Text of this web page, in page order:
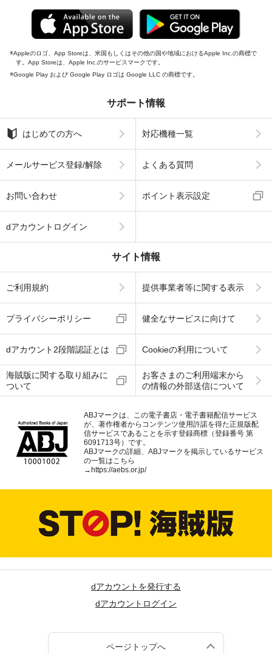
Appleのロゴ、App Storeは、米国もしくはその他の国や地域におけるApple Inc.の商標で
す。App Storeは、Apple Inc.のサービスマークです。
Google Play および Google Play ロゴは Google LLC の商標です。
サポート情報
はじめての方へ 対応機種一覧
メールサービス登録/解除 よくある質問
お問い合わせ ポイント表示設定
dアカウントログイン
サイト情報
ご利用規約 提供事業者等に関する表示
プライバシーポリシー 健全なサービスに向けて
dアカウント2段階認証とは Cookieの利用について
海賊版に関する取り組みに
ついて
お客さまのご利用端末から
の情報の外部送信について
ABJマークは、この電子書店・電子書籍配信サービス
が、著作権者からコンテンツ使用許諾を得た正規版配
信サービスであることを示す登録商標（登録番号 第
6091713号）です。
ABJマークの詳細、ABJマークを掲示しているサービス
の一覧はこちら
→ https://aebs.or.jp/
dアカウントを発行する
dアカウントログイン
ページトップへ